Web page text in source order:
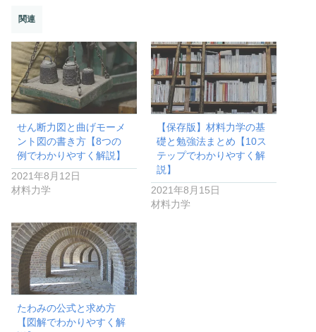
関連
せん断力図と曲げモーメ
ント図の書き方【8つの
例でわかりやすく解説】
2021年8月12日
材料力学
【保存版】材料力学の基
礎と勉強法まとめ【10ス
テップでわかりやすく解
説】
2021年8月15日
材料力学
たわみの公式と求め方
【図解でわかりやすく解